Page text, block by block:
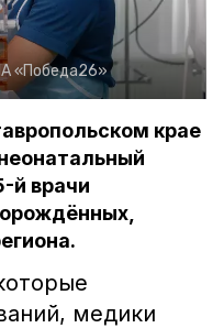
«Победа26»
крае
й врачи
медики